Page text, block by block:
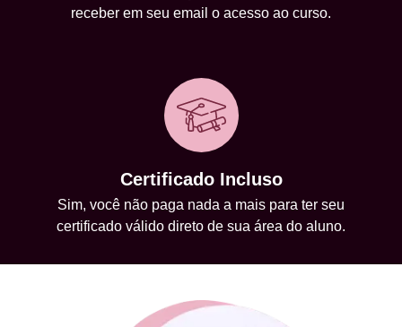
receber em seu email o acesso ao curso.
Certificado Incluso
Sim, você não paga nada a mais para ter seu
certificado válido direto de sua área do aluno.